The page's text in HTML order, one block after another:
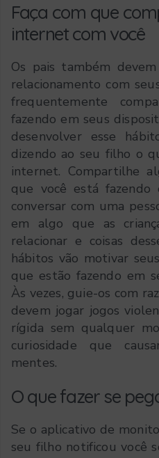
Faça com que
internet com você
Os pais também
relacionamento com
frequentemente
fazendo em seus
desenvolver esse
dizendo ao seu filho o
internet. Compartilhe
que você está
conversar com uma
em algo que as
relacionar e coisas
hábitos vão motivar
que estão fazendo em
Às vezes, guie-os com
devem jogar jogos
rígida sem qualquer
curiosidade que
mentes.
O que fazer se
Se o aplicativo de
seu filho notificou você